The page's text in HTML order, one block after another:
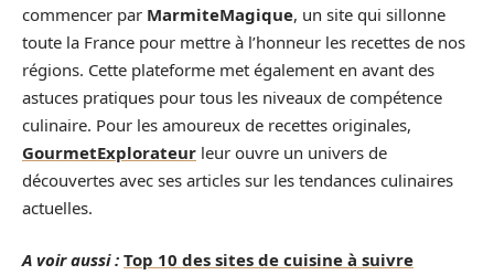
commencer par MarmiteMagique, un site qui sillonne
toute la France pour mettre à l’honneur les recettes de nos
régions. Cette plateforme met également en avant des
astuces pratiques pour tous les niveaux de compétence
culinaire. Pour les amoureux de recettes originales,
GourmetExplorateur leur ouvre un univers de
découvertes avec ses articles sur les tendances culinaires
actuelles.
A voir aussi : Top 10 des sites de cuisine à suivre